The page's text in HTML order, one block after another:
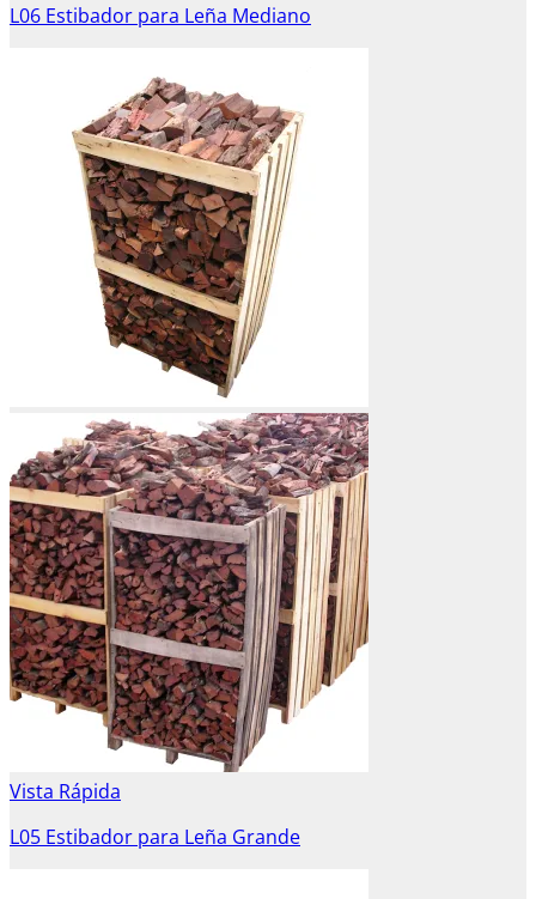
L06 Estibador para Leña Mediano
Vista Rápida
L05 Estibador para Leña Grande